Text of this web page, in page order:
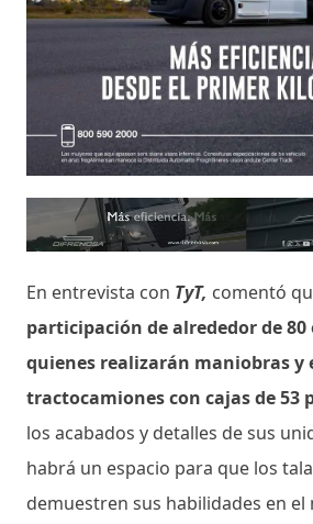
En entrevista con TyT, comentó
participación de alrededor de 80
quienes realizarán maniobras y
tractocamiones con cajas de 53
los acabados y detalles de sus
habrá un espacio para que los
demuestren sus habilidades en el